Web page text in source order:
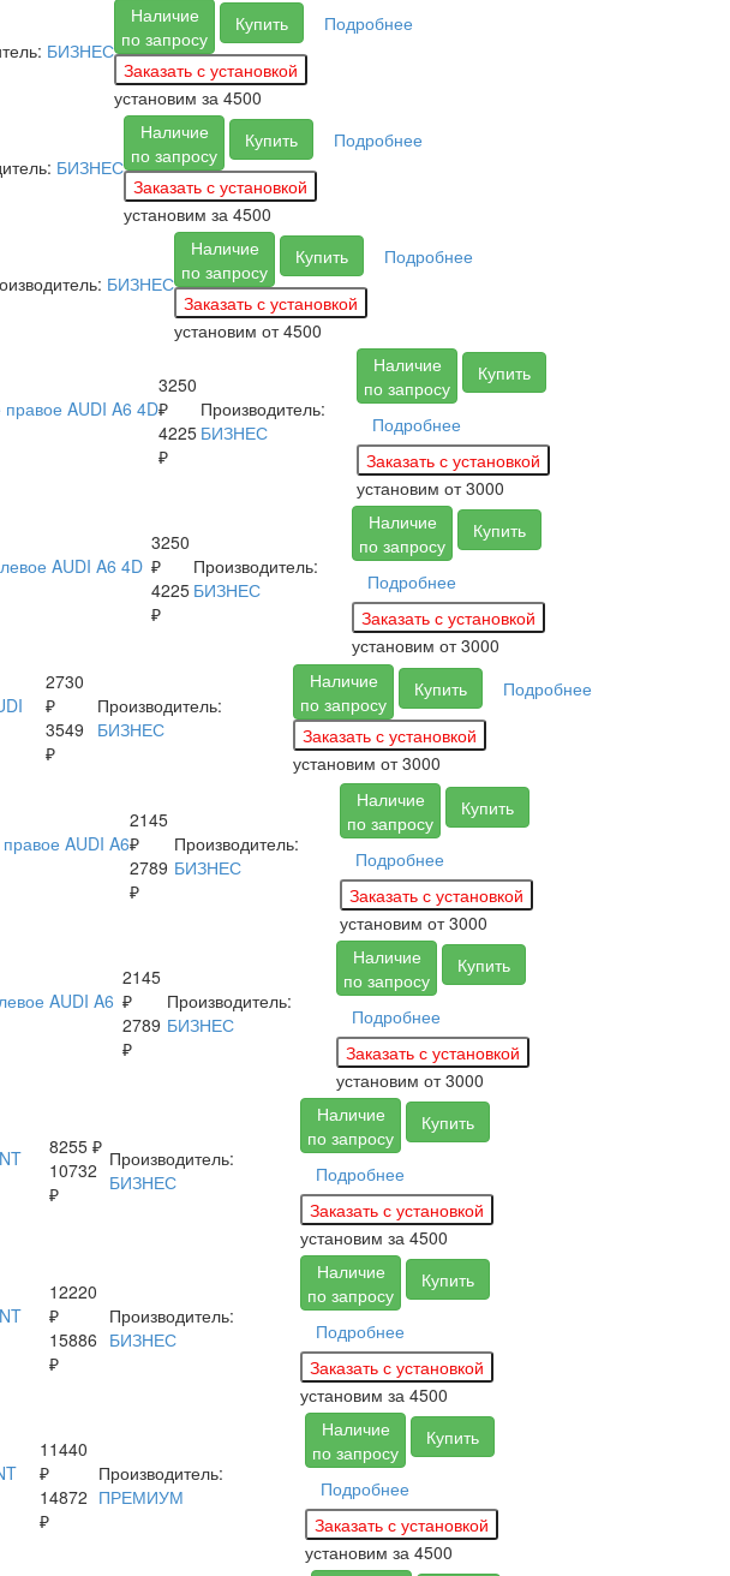
БИЗНЕС
Наличие
по запросу
Купить Подробнее
установим за 4500
БИЗНЕС
Наличие
по запросу
Купить Подробнее
установим за 4500
БИЗНЕС
Наличие
по запросу
Купить Подробнее
установим от 4500
3250
₽
4225
₽
Производитель:
БИЗНЕС
Наличие
по запросу
Купить
Подробнее
установим от 3000
3250
₽
4225
₽
Производитель:
БИЗНЕС
Наличие
по запросу
Купить
Подробнее
установим от 3000
2730
₽
3549
₽
Производитель:
БИЗНЕС
Наличие
по запросу
Купить Подробнее
установим от 3000
2145
₽
2789
₽
Производитель:
БИЗНЕС
Наличие
по запросу
Купить
Подробнее
установим от 3000
2145
₽
2789
₽
Производитель:
БИЗНЕС
Наличие
по запросу
Купить
Подробнее
установим от 3000
8255 ₽
10732
₽
Производитель:
БИЗНЕС
Наличие
по запросу
Купить
Подробнее
установим за 4500
12220
₽
15886
₽
Производитель:
БИЗНЕС
Наличие
по запросу
Купить
Подробнее
установим за 4500
11440
₽
14872
₽
Производитель:
ПРЕМИУМ
Наличие
по запросу
Купить
Подробнее
установим за 4500